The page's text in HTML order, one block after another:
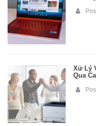
Xử Lý
Qua